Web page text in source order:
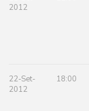
2012
22-Set-
2012
18:00